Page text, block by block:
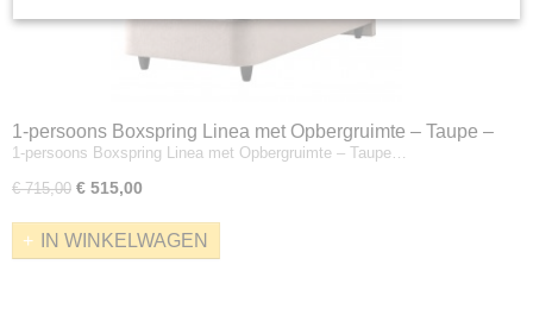
1-persoons Boxspring Linea met Opbergruimte – Taupe –
Zonder Matras
1-persoons Boxspring Linea met Opbergruimte – Taupe…
€ 715,00 € 515,00
IN WINKELWAGEN